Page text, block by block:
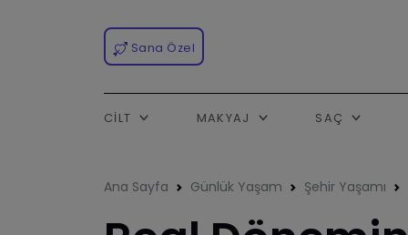
Sana Özel
CILT MAKYAJ SAÇ
Ana Sayfa Günlük Yaşam Şehir Yaşamı